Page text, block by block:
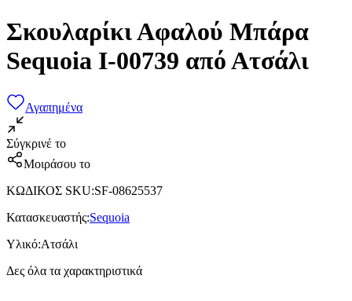
Σκουλαρίκι Αφαλού Μπάρα
Sequoia I-00739 από Ατσάλι
Αγαπημένα
Σύγκρινέ το
Μοιράσου το
ΚΩΔΙΚΟΣ SKU:SF-08625537
Κατασκευαστής:Sequoia
Υλικό:Ατσάλι
Δες όλα τα χαρακτηριστικά